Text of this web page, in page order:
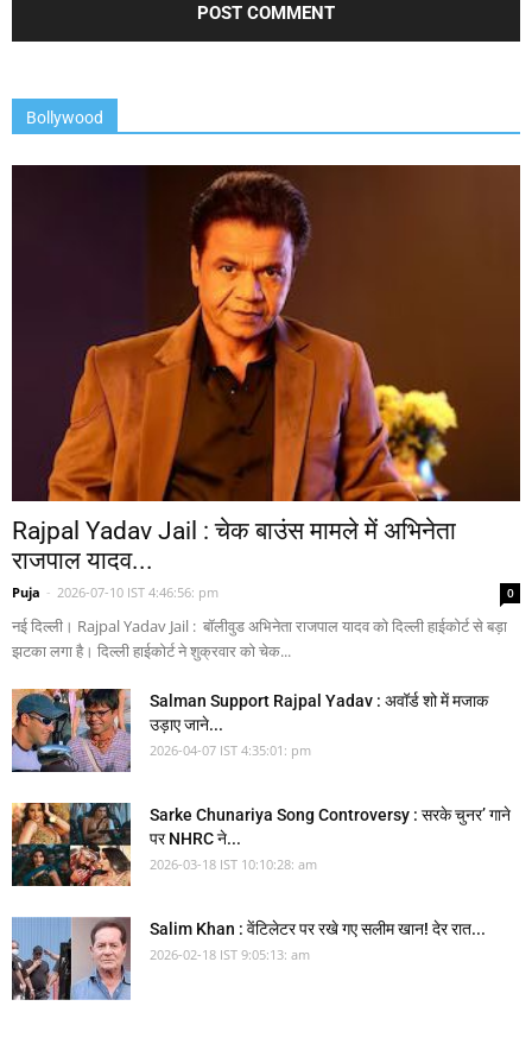
Bollywood
Rajpal Yadav Jail : चेक बाउंस मामले में अभिनेता
राजपाल यादव...
Puja - 2026-07-10 IST 4:46:56: pm 0
नई दिल्ली। Rajpal Yadav Jail : बॉलीवुड अभिनेता राजपाल यादव को दिल्ली हाईकोर्ट से बड़ा
झटका लगा है। दिल्ली हाईकोर्ट ने शुक्रवार को चेक...
Salman Support Rajpal Yadav : अवॉर्ड शो में मजाक
उड़ाए जाने...
2026-04-07 IST 4:35:01: pm
Sarke Chunariya Song Controversy : सरके चुनर’ गाने
पर NHRC ने...
2026-03-18 IST 10:10:28: am
Salim Khan : वेंटिलेटर पर रखे गए सलीम खान! देर रात...
2026-02-18 IST 9:05:13: am